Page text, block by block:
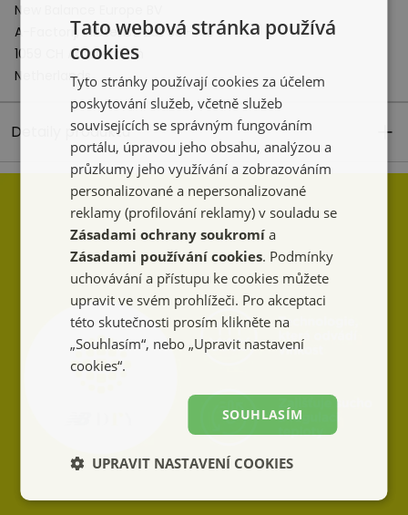
New Balance Europe BV
A-Factorij, Pilotenstraat 35 – 45
1059 CH Amsterdam
Netherlands
Detaily produktu
Tato webová stránka používá
cookies
Tyto stránky používají cookies za účelem
poskytování služeb, včetně služeb
souvisejících se správným fungováním
portálu, úpravou jeho obsahu, analýzou a
průzkumy jeho využívání a zobrazováním
personalizované a nepersonalizované
reklamy (profilování reklamy) v souladu se
Zásadami ochrany soukromí a
Zásadami používání cookies. Podmínky
uchovávání a přístupu ke cookies můžete
upravit ve svém prohlížeči. Pro akceptaci
této skutečnosti prosím klikněte na
„Souhlasím“, nebo „Upravit nastavení
cookies“.
SOUHLASÍM
UPRAVIT NASTAVENÍ COOKIES